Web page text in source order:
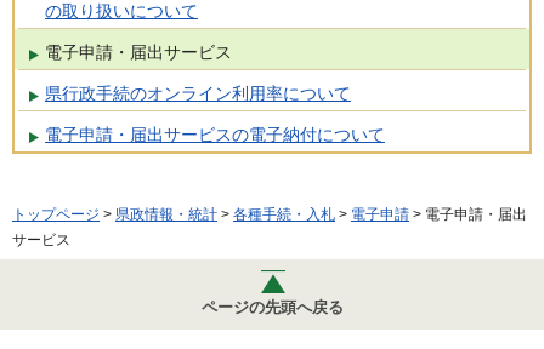
の取り扱いについて
電子申請・届出サービス
県行政手続のオンライン利用率について
電子申請・届出サービスの電子納付について
トップページ > 県政情報・統計 > 各種手続・入札 > 電子申請 > 電子申請・届出
サービス
ページの先頭へ戻る